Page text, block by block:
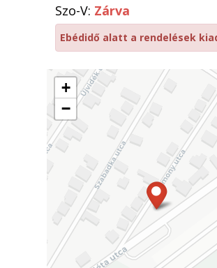
+
−
Szo-V: Zárva
Ebédidő alatt a rendelések